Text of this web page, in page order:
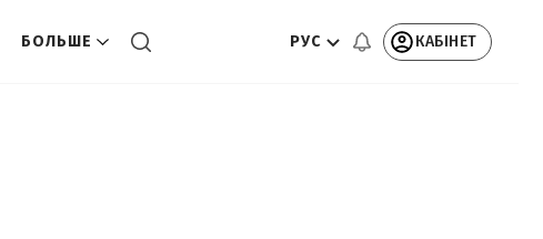
БОЛЬШЕ РУС КАБІНЕТ